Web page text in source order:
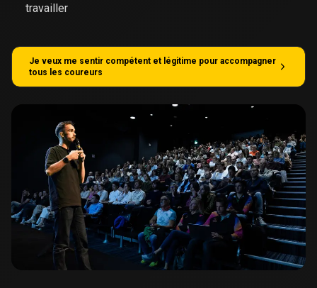
travailler
Je veux me sentir compétent et légitime pour accompagner
tous les coureurs